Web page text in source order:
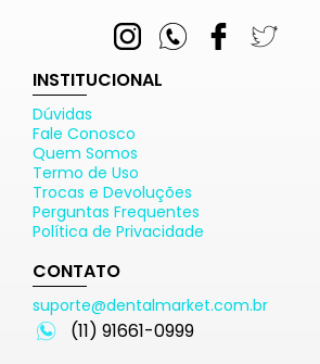
INSTITUCIONAL
Dúvidas
Fale Conosco
Quem Somos
Termo de Uso
Trocas e Devoluções
Perguntas Frequentes
Política de Privacidade
CONTATO
suporte@dentalmarket.com.br
(11) 91661-0999